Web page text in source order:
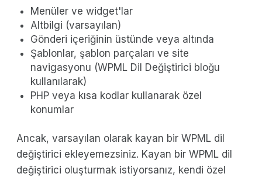
Menüler ve widget'lar
Altbilgi (varsayılan)
Gönderi içeriğinin üstünde veya altında
Şablonlar, şablon parçaları ve site
navigasyonu (WPML Dil Değiştirici bloğu
kullanılarak)
PHP veya kısa kodlar kullanarak özel
konumlar
Ancak, varsayılan olarak kayan bir WPML dil
değiştirici ekleyemezsiniz. Kayan bir WPML dil
değiştirici oluşturmak istiyorsanız, kendi özel